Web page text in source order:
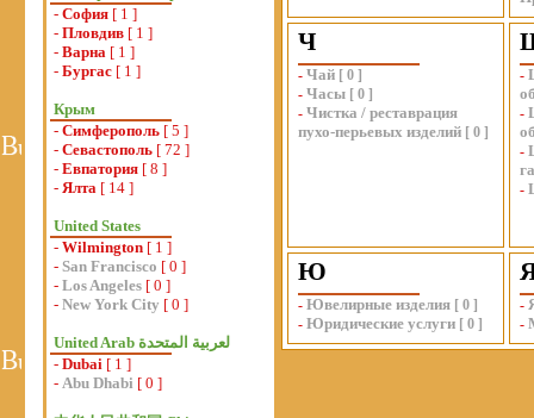
- София [ 1 ]
- Пловдив [ 1 ]
- Варна [ 1 ]
- Бургас [ 1 ]
Крым
- Симферополь [ 5 ]
- Севастополь [ 72 ]
- Евпатория [ 8 ]
- Ялта [ 14 ]
United States
- Wilmington [ 1 ]
- San Francisco [ 0 ]
- Los Angeles [ 0 ]
- New York City [ 0 ]
- Dubai [ 1 ]
- Abu Dhabi [ 0 ]
Ч
- Чай [ 0 ]
- Часы [ 0 ]
- Чистка / реставрация
пухо-перьевых изделий [ 0 ]
-
-
-
-
Ю
- Ювелирные изделия [ 0 ]
- Юридические услуги [ 0 ]
-
-